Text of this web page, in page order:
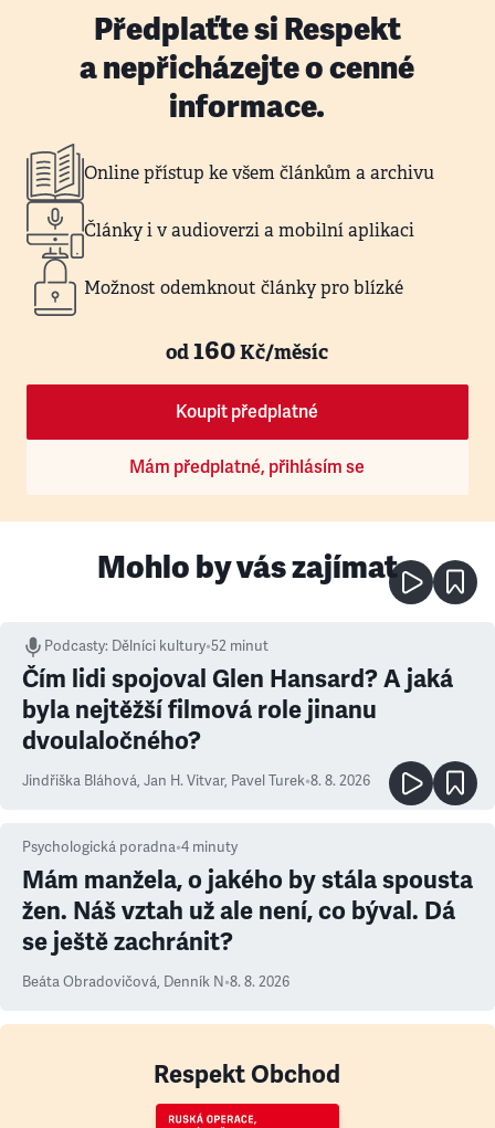
Předplaťte si Respekt
a nepřicházejte o cenné
informace.
Online přístup ke všem článkům a archivu
Články i v audioverzi a mobilní aplikaci
Možnost odemknout články pro blízké
od160Kč/měsíc
Koupit předplatné
Mám předplatné, přihlásím se
Mohlo by vás zajímat
Podcasty: Dělníci kultury•52 minut
Čím lidi spojoval Glen Hansard? A jaká
byla nejtěžší filmová role jinanu
dvoulaločného?
Jindřiška Bláhová, Jan H. Vitvar, Pavel Turek•8. 8. 2026
Psychologická poradna•4 minuty
Mám manžela, o jakého by stála spousta
žen. Náš vztah už ale není, co býval. Dá
se ještě zachránit?
Beáta Obradovičová, Denník N•8. 8. 2026
Respekt Obchod